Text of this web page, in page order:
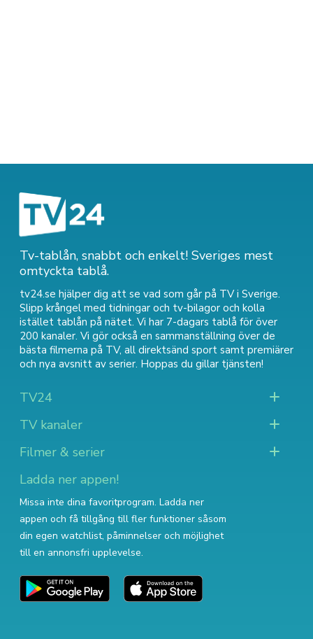
Tv-tablån, snabbt och enkelt! Sveriges mest
omtyckta tablå.
tv24.se hjälper dig att se vad som går på TV i Sverige.
Slipp krångel med tidningar och tv-bilagor och kolla
istället tablån på nätet. Vi har 7-dagars tablå för över
200 kanaler. Vi gör också en sammanställning över de
bästa filmerna på TV, all direktsänd sport samt premiärer
och nya avsnitt av serier. Hoppas du gillar tjänsten!
TV24
TV kanaler
Filmer & serier
Ladda ner appen!
Missa inte dina favoritprogram. Ladda ner
appen och få tillgång till fler funktioner såsom
din egen watchlist, påminnelser och möjlighet
till en annonsfri upplevelse.